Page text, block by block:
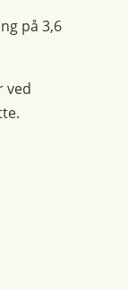
på 3,6
ved